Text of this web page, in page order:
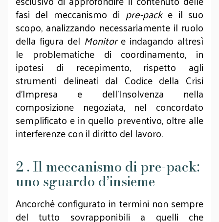
fasi del meccanismo di pre-pack e il suo
scopo, analizzando necessariamente il ruolo
della figura del Monitore indagando altresì
le problematiche di coordinamento, in
ipotesi di recepimento, rispetto agli
strumenti delineati dal Codice della Crisi
d’Impresa e dell’Insolvenza nella
composizione negoziata, nel concordato
semplificato e in quello preventivo, oltre alle
interferenze con il diritto del lavoro.
2 . Il meccanismo di pre-pack:
uno sguardo d’insieme
Ancorché configurato in termini non sempre
del tutto sovrapponibili a quelli che